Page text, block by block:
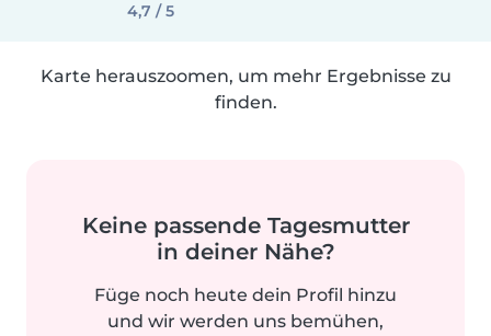
4,7 / 5
Karte herauszoomen, um mehr Ergebnisse zu
finden.
Keine passende Tagesmutter
in deiner Nähe?
Füge noch heute dein Profil hinzu
und wir werden uns bemühen,